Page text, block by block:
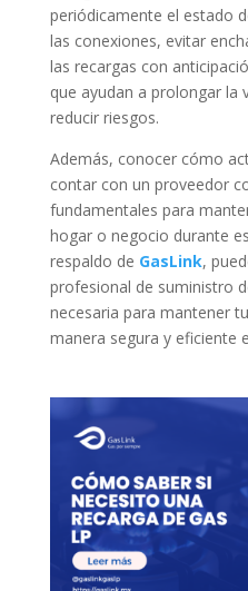
periódicamente el estado
las conexiones, evitar
las recargas con
que ayudan a prolongar la
reducir riesgos.
Además, conocer cómo
contar con un proveedor
fundamentales para
hogar o negocio durante
respaldo de GasLink,
profesional de suministro
necesaria para mantener
manera segura y eficiente